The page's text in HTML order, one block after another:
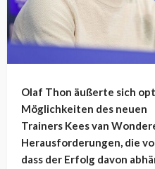
Olaf Thon äußerte sich
Möglichkeiten des neuen
Trainers Keesvan
Herausforderungen, die
dass der Erfolg davon